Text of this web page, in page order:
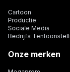
Cartoon
Productie
Sociale Media
Bedrijfs
Onze merken